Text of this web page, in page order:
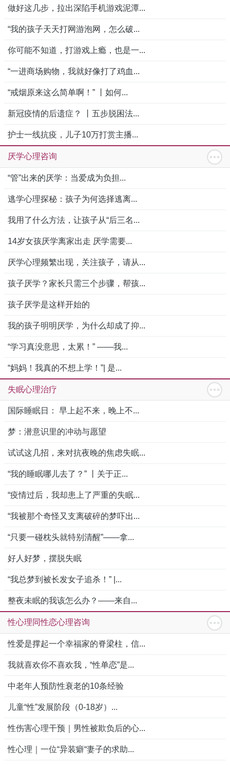
做好这几步，拉出深陷手机游戏泥潭...
“我的孩子天天打网游泡网，怎么破...
你可能不知道，打游戏上瘾，也是一...
“一进商场购物，我就好像打了鸡血...
“戒烟原来这么简单啊！” 丨如何...
新冠疫情的后遗症？ 丨五步脱困法...
护士一线抗疫，儿子10万打赏主播...
厌学心理咨询
“管”出来的厌学：当爱成为负担...
逃学心理探秘：孩子为何选择逃离...
我用了什么方法，让孩子从“后三名...
14岁女孩厌学离家出走 厌学需要...
厌学心理频繁出现，关注孩子，请从...
孩子厌学？家长只需三个步骤，帮孩...
孩子厌学是这样开始的
我的孩子明明厌学，为什么却成了抑...
“学习真没意思，太累！” ——我...
“妈妈！我真的不想上学！”| 是...
失眠心理治疗
国际睡眠日： 早上起不来，晚上不...
梦：潜意识里的冲动与愿望
试试这几招，来对抗夜晚的焦虑失眠...
“我的睡眠哪儿去了？” 丨关于正...
“疫情过后，我却患上了严重的失眠...
“我被那个奇怪又支离破碎的梦吓出...
“只要一碰枕头就特别清醒”——拿...
好人好梦，摆脱失眠
“我总梦到被长发女子追杀！” |...
整夜未眠的我该怎么办？——来自...
性心理同性恋心理咨询
性爱是撑起一个幸福家的脊梁柱，信...
我就喜欢你不喜欢我，“性单恋”是...
中老年人预防性衰老的10条经验
儿童“性”发展阶段（0-18岁）...
性伤害心理干预｜男性被欺负后的心...
性心理｜一位“异装癖“妻子的求助...